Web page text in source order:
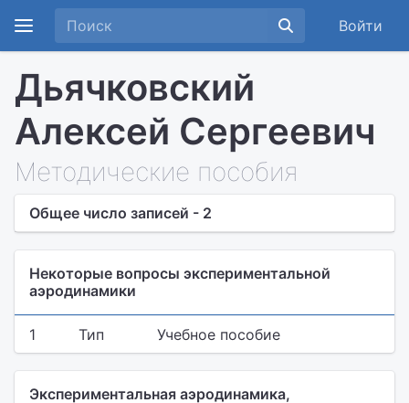
Войти
Дьячковский
Алексей Сергеевич
Методические пособия
Общее число записей - 2
Некоторые вопросы экспериментальной
аэродинамики
1 Тип Учебное пособие
Экспериментальная аэродинамика,